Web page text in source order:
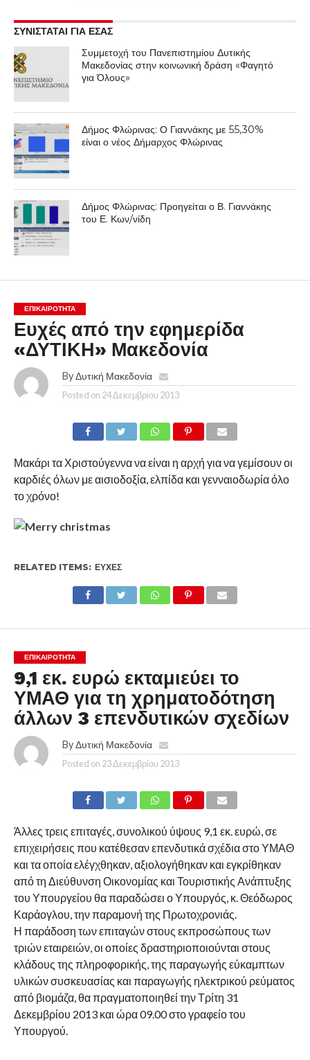
ΣΥΝΙΣΤΑΤΑΙ ΓΙΑ ΕΣΑΣ
Συμμετοχή του Πανεπιστημίου Δυτικής
Μακεδονίας στην κοινωνική δράση «Φαγητό
για Όλους»
Δήμος Φλώρινας: Ο Γιαννάκης με 55,30%
είναι ο νέος Δήμαρχος Φλώρινας
Δήμος Φλώρινας: Προηγείται ο Β. Γιαννάκης
του Ε. Κων/νίδη
ΕΠΙΚΑΙΡΟΤΗΤΑ
Ευχές από την εφημερίδα
«ΔΥΤΙΚΗ» Μακεδονία
By Δυτική Μακεδονία
Posted on 24 Δεκεμβρίου 2013
Μακάρι τα Χριστούγεννα να είναι η αρχή για να γεμίσουν οι
καρδιές όλων με αισιοδοξία, ελπίδα και γενναιοδωρία όλο
το χρόνο!
RELATED ITEMS: ΕΥΧΈΣ
ΕΠΙΚΑΙΡΟΤΗΤΑ
9,1 εκ. ευρώ εκταμιεύει το
ΥΜΑΘ για τη χρηματοδότηση
άλλων 3 επενδυτικών σχεδίων
By Δυτική Μακεδονία
Posted on 23 Δεκεμβρίου 2013
Άλλες τρεις επιταγές, συνολικού ύψους 9,1 εκ. ευρώ, σε
επιχειρήσεις που κατέθεσαν επενδυτικά σχέδια στο ΥΜΑΘ
και τα οποία ελέγχθηκαν, αξιολογήθηκαν και εγκρίθηκαν
από τη Διεύθυνση Οικονομίας και Τουριστικής Ανάπτυξης
του Υπουργείου θα παραδώσει ο Υπουργός, κ. Θεόδωρος
Καράογλου, την παραμονή της Πρωτοχρονιάς.
Η παράδοση των επιταγών στους εκπροσώπους των
τριών εταιρειών, οι οποίες δραστηριοποιούνται στους
κλάδους της πληροφορικής, της παραγωγής εύκαμπτων
υλικών συσκευασίας και παραγωγής ηλεκτρικού ρεύματος
από βιομάζα, θα πραγματοποιηθεί την Τρίτη 31
Δεκεμβρίου 2013 και ώρα 09.00 στο γραφείο του
Υπουργού.